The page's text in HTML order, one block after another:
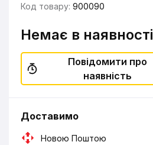
Код товару: 900090
Немає в наявності
Повідомити про
наявність
Доставимо
Новою Поштою